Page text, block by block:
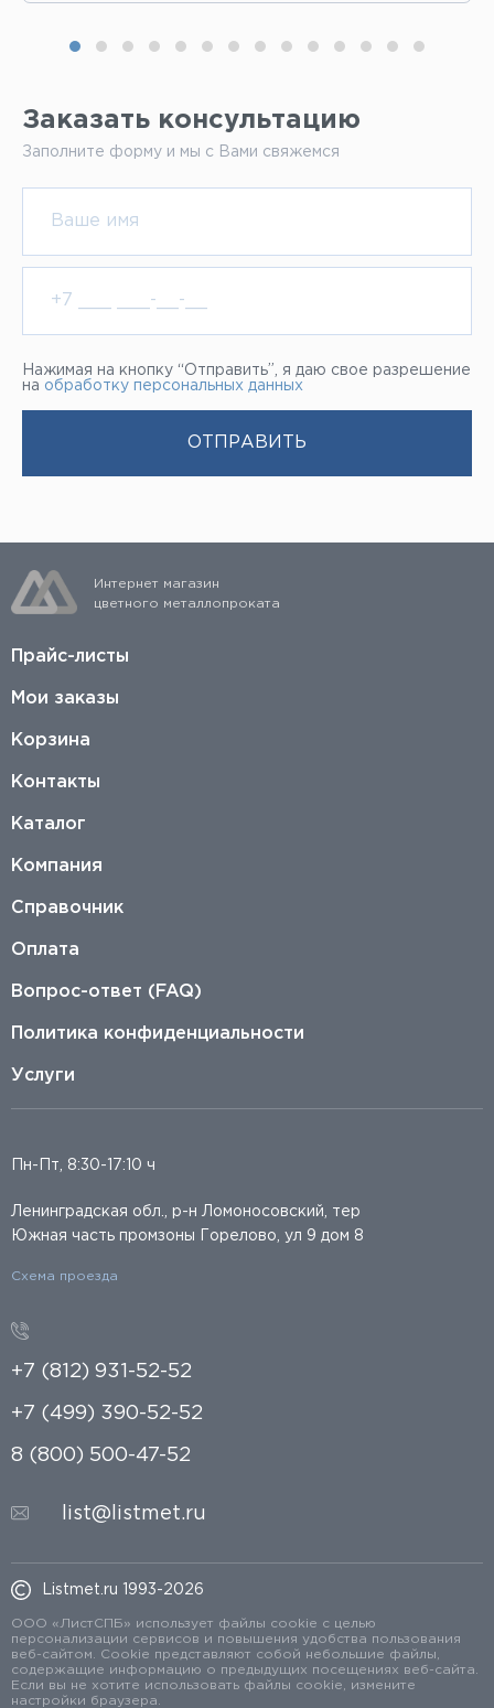
Заказать консультацию
Заполните форму и мы с Вами свяжемся
Нажимая на кнопку “Отправить”, я даю свое разрешение
на обработку персональных данных
Интернет магазин
цветного металлопроката
Прайс-листы
Мои заказы
Корзина
Контакты
Каталог
Компания
Справочник
Оплата
Вопрос-ответ (FAQ)
Политика конфиденциальности
Услуги
Пн-Пт, 8:30-17:10 ч
Ленинградская обл., р-н Ломоносовский, тер
Южная часть промзоны Горелово, ул 9 дом 8
Схема проезда
+7 (812) 931-52-52
+7 (499) 390-52-52
8 (800) 500-47-52
list@listmet.ru
Listmet.ru 1993-2026
ООО «ЛистСПБ» использует файлы cookie с целью
персонализации сервисов и повышения удобства пользования
веб-сайтом. Cookie представляют собой небольшие файлы,
содержащие информацию о предыдущих посещениях веб-сайта.
Если вы не хотите использовать файлы cookie, измените
настройки браузера.